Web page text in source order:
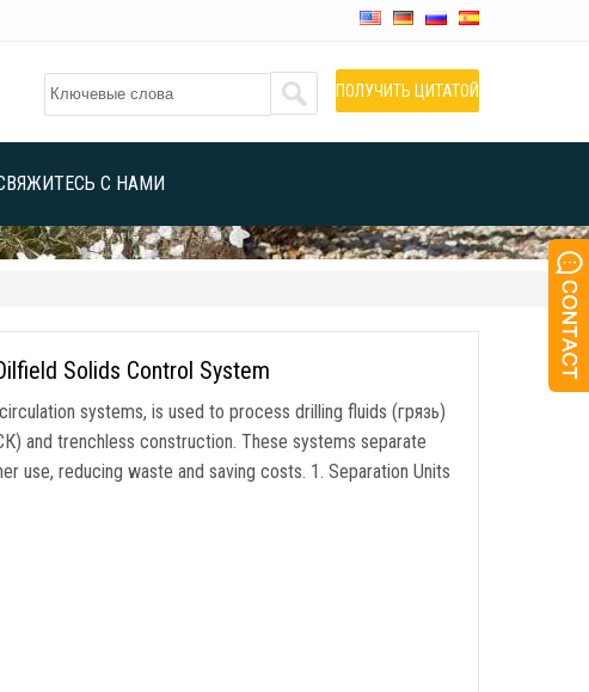
ПОЛУЧИТЬ ЦИТАТОЙ
С НАМИ
Solids Control System
systems,is used to process drilling fluids (грязь)
and trenchless construction.These systems separate
use,reducing waste and saving costs. 1.Separation Units